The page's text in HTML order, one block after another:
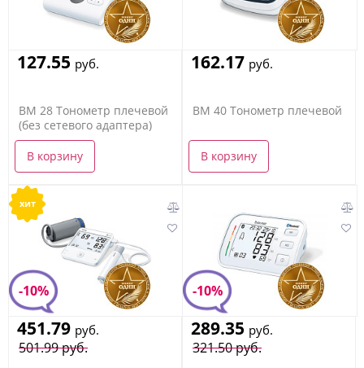
127.55 руб.
BM 28 Тонометр плечевой
(без сетевого адаптера)
В корзину
162.17 руб.
BM 40 Тонометр плечевой
В корзину
хит
-10%
501.99 руб.
451.79 руб.
-10%
321.50 руб.
289.35 руб.